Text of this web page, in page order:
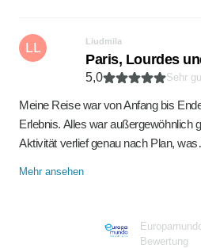
LL Liudmila
Paris, Lourdes
5,0 Sehr
Meine Reise war von Anfang bis
Erlebnis. Alles war außergewöhnlich
Aktivität verlief genau nach Plan,
Mehr ansehen
Bewertung